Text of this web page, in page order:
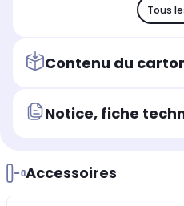
Tous
Contenu du
Notice, fiche
Accessoires